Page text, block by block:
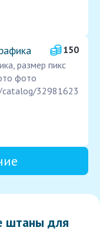
150
размер пикс
фото
catalog/32981623
штаны для